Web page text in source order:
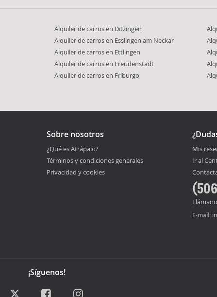
Alquiler de carros en Ditzingen
Alquiler de carros en Esslingen am Neckar
Alquiler de carros en Ettlingen
Alquiler de carros en Freudenstadt
Alquiler de carros en Friburgo
Sobre nosotros
¿Qué es Atrápalo?
Términos y condiciones generales
Privacidad y cookies
Mis
Ir al
E-mail:
¡Síguenos!